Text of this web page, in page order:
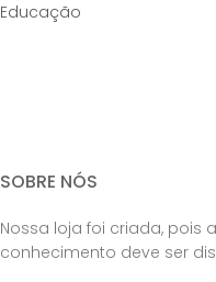
Educação
SOBRE NÓS
Nossa loja foi criada, pois
conhecimento deve ser